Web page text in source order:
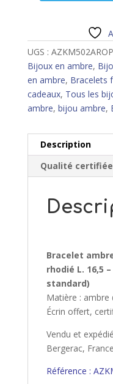
ovale
argent
rhodié
UGS : AZKM502AROP
Bijoux en ambre,
en ambre, Bracelets
cadeaux, Tous les
ambre, bijou ambre,
Description
Qualité certifiée
Bracelet
rhodié L. 16,5
standard)
Matière : ambre
Écrin offert,
Vendu et
Bergerac, France
Référence :